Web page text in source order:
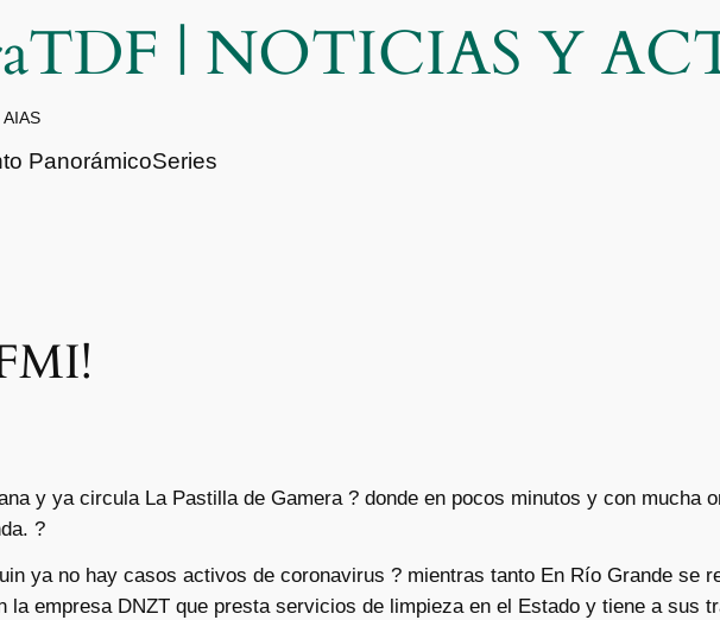
| NOTICIAS Y
PanorámicoSeries
y ya circula La Pastilla de Gamera ?️ donde en pocos minutos y con mucha
?️
ya no hay casos activos de coronavirus ? mientras tanto En Río Grande se
la empresa DNZT que presta servicios de limpieza en el Estado y tiene a sus